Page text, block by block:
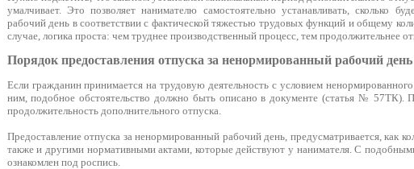
умалчивает. Это позволяет нанимателю самостоятельно устанавливать, сколько
рабочий день в соответствии с фактической тяжестью трудовых функций и общему
случае, логика проста: чем труднее производственный процесс, тем продолжительнее
Порядок предоставления отпуска за ненормированный рабочий день
Если гражданин принимается на трудовую деятельность с условием
ним, подобное обстоятельство должно быть описано в документе (статья № 57ТК).
продолжительность дополнительного отпуска.
Предоставление отпуска за ненормированный рабочий день, предусматривается, как
также и другими нормативными актами, которые действуют у нанимателя. С
ознакомлен под роспись.